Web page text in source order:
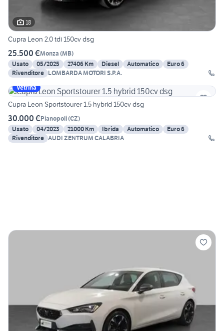
18
Cupra Leon 2.0 tdi 150cv dsg
25.500 €Monza (MB)
Usato
05/2025 27406 Km Diesel Automatico
Euro 6
Rivenditore LOMBARDA MOTORI S.P.A.
Vetrina
Cupra Leon Sportstourer 1.5 hybrid 150cv dsg
30.000 €Pianopoli(CZ)
Usato
04/2023 21000 Km Ibrida Automatico
Euro 6
Rivenditore AUDI ZENTRUM CALABRIA